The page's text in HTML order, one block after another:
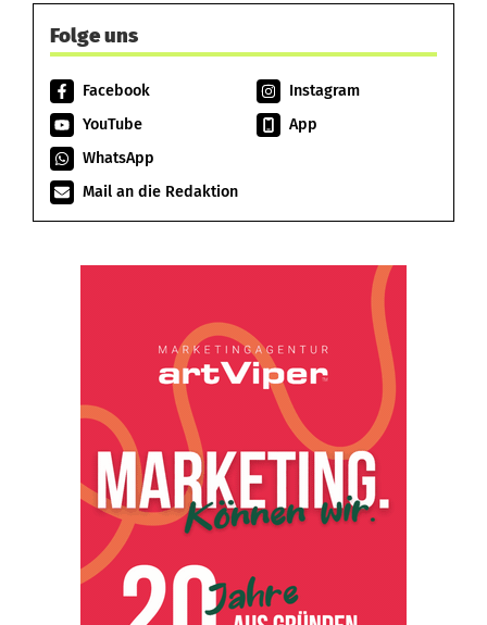
Folge uns
Facebook
Instagram
YouTube
App
WhatsApp
Mail an die Redaktion